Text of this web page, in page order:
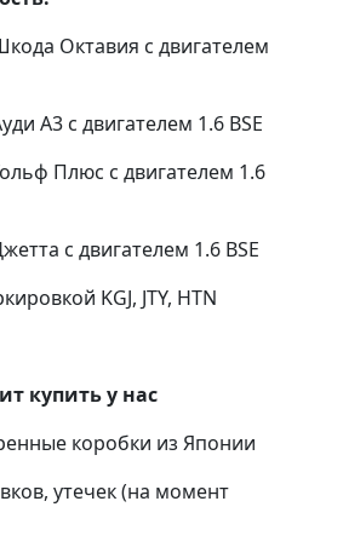
Октавия с двигателем
А3 с двигателем 1.6 BSE
Плюс с двигателем 1.6
с двигателем 1.6 BSE
KGJ, JTY, HTN
купить у нас
коробки из Японии
утечек (на момент